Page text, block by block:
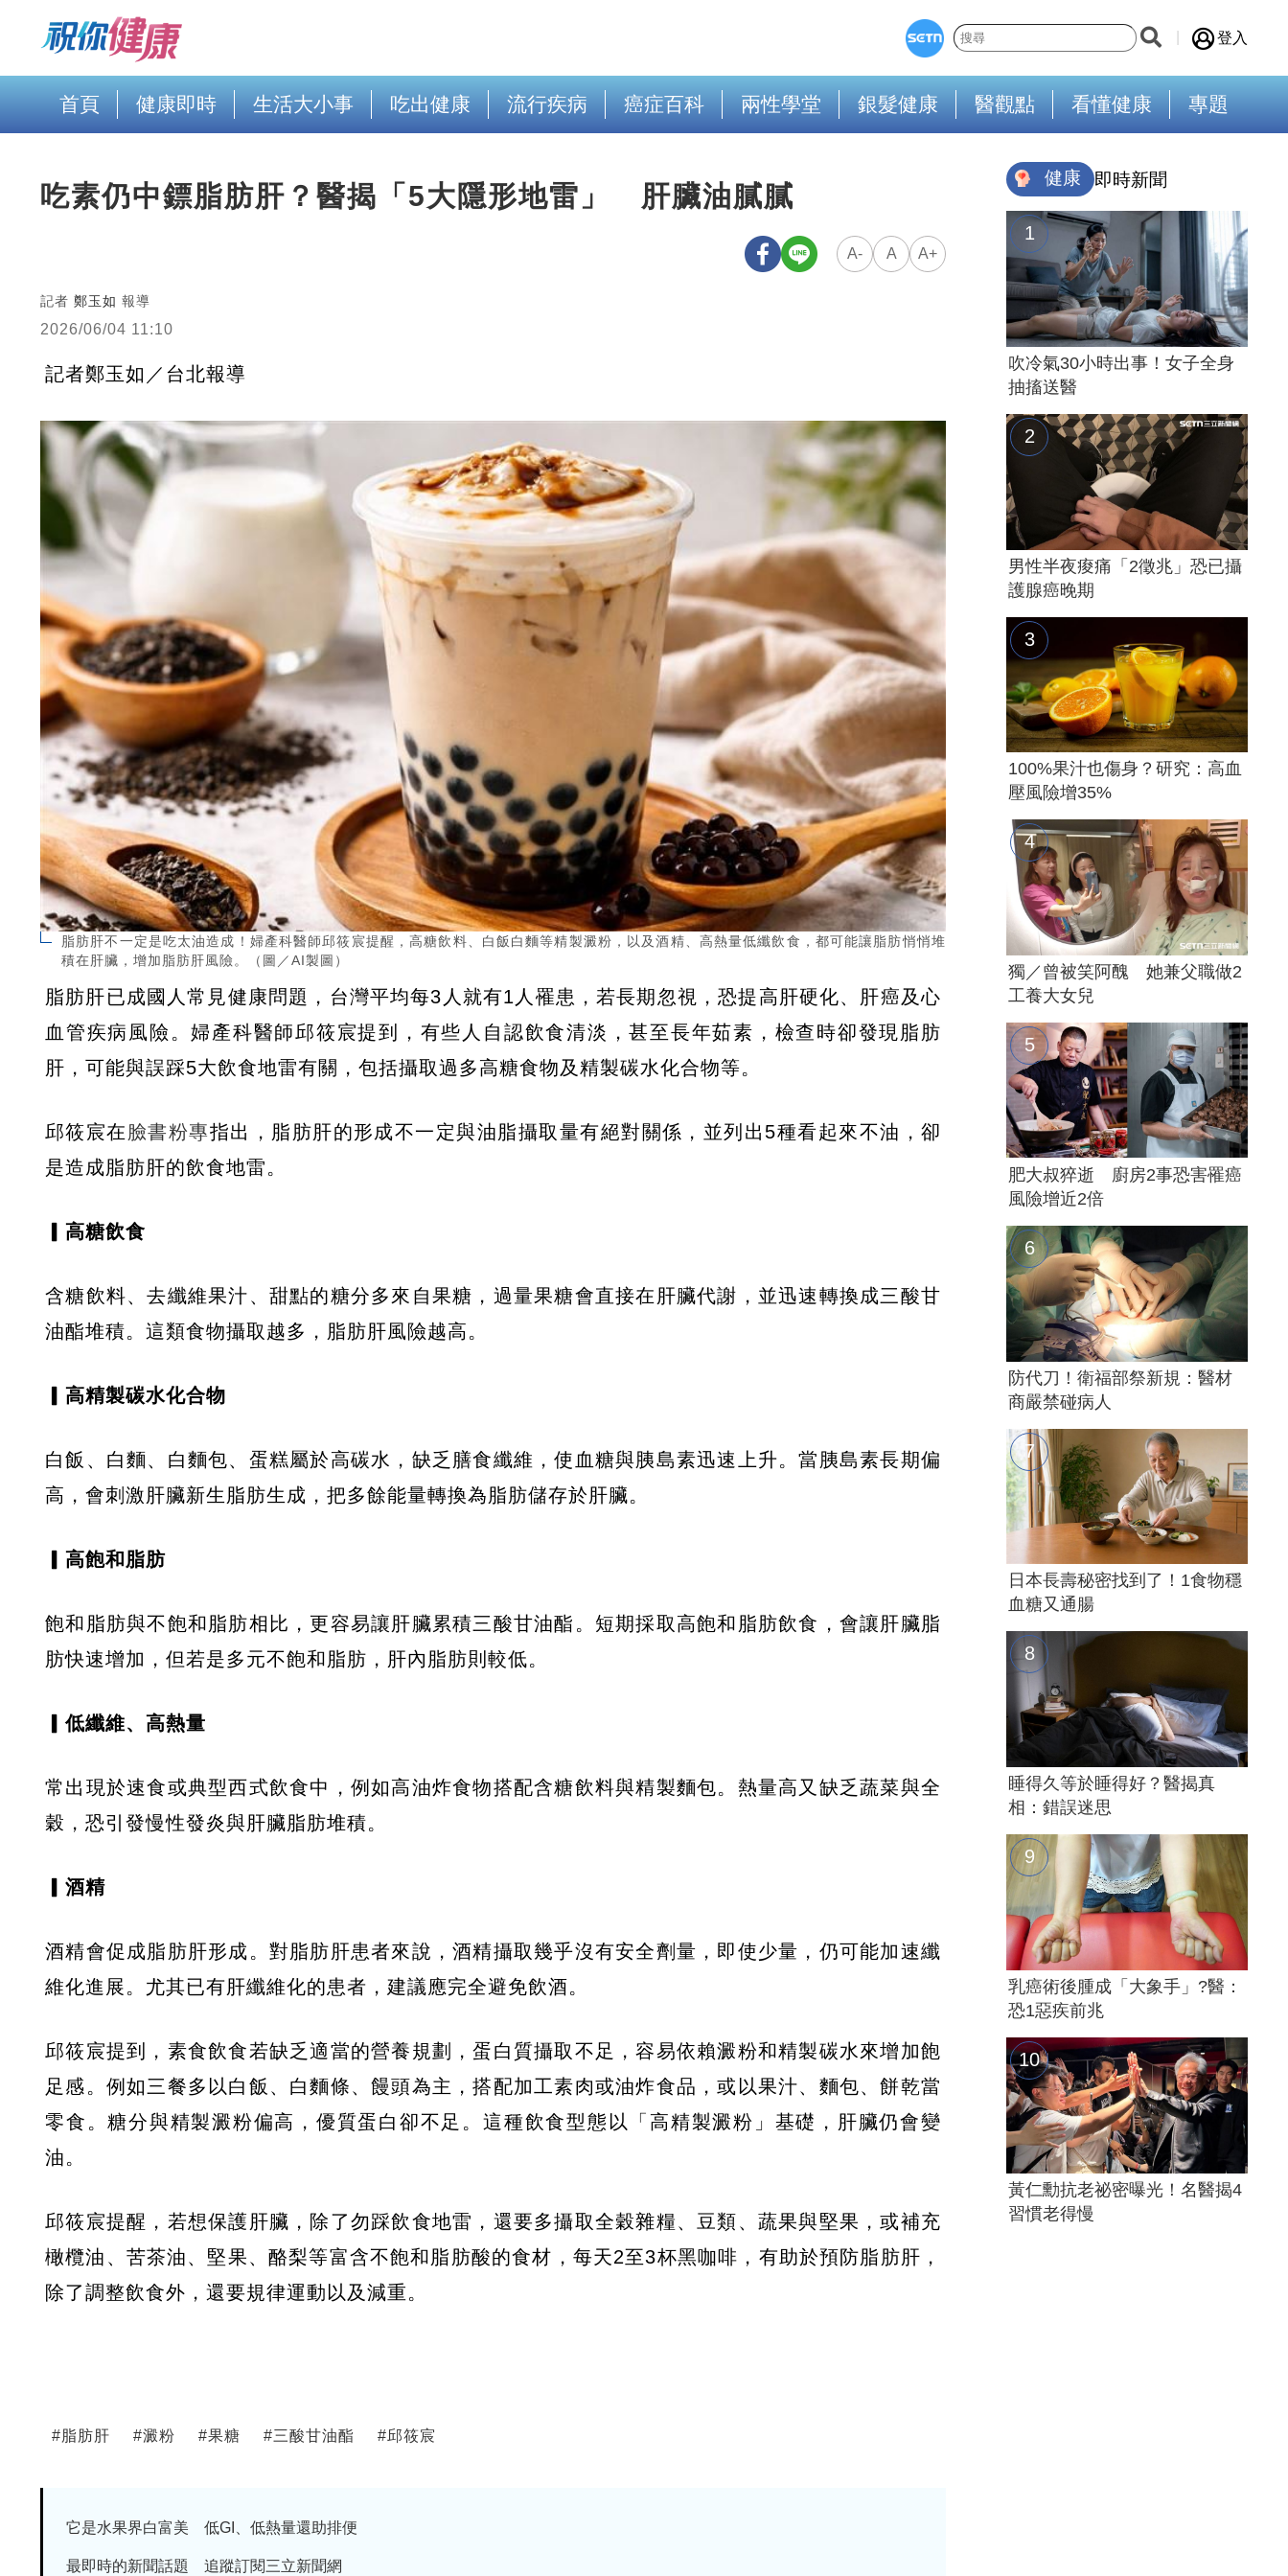
登入
首頁 健康即時 生活大小事 吃出健康 流行疾病 癌症百科 兩性學堂 銀髮健康 醫觀點 看懂健康 專題
吃素仍中鏢脂肪肝？醫揭「5大隱形地雷」 肝臟油膩膩
A- A A+
記者 鄭玉如 報導
2026/06/04 11:10
記者鄭玉如／台北報導
脂肪肝不一定是吃太油造成！婦產科醫師邱筱宸提醒，高糖飲料、白飯白麵等精製澱粉，以及酒精、高熱量低纖飲食，都可能讓脂肪悄悄堆
積在肝臟，增加脂肪肝風險。（圖／AI製圖）
脂肪肝已成國人常見健康問題，台灣平均每3人就有1人罹患，若長期忽視，恐提高肝硬化、肝癌及心
血管疾病風險。婦產科醫師邱筱宸提到，有些人自認飲食清淡，甚至長年茹素，檢查時卻發現脂肪
肝，可能與誤踩5大飲食地雷有關，包括攝取過多高糖食物及精製碳水化合物等。
邱筱宸在 臉書粉專指出，脂肪肝的形成不一定與油脂攝取量有絕對關係，並列出5種看起來不油，卻
是造成脂肪肝的飲食地雷。
▎高糖飲食
含糖飲料、去纖維果汁、甜點的糖分多來自果糖，過量果糖會直接在肝臟代謝，並迅速轉換成三酸甘
油酯堆積。這類食物攝取越多，脂肪肝風險越高。
▎高精製碳水化合物
白飯、白麵、白麵包、蛋糕屬於高碳水，缺乏膳食纖維，使血糖與胰島素迅速上升。當胰島素長期偏
高，會刺激肝臟新生脂肪生成，把多餘能量轉換為脂肪儲存於肝臟。
▎高飽和脂肪
飽和脂肪與不飽和脂肪相比，更容易讓肝臟累積三酸甘油酯。短期採取高飽和脂肪飲食，會讓肝臟脂
肪快速增加，但若是多元不飽和脂肪，肝內脂肪則較低。
▎低纖維、高熱量
常出現於速食或典型西式飲食中，例如高油炸食物搭配含糖飲料與精製麵包。熱量高又缺乏蔬菜與全
穀，恐引發慢性發炎與肝臟脂肪堆積。
▎酒精
酒精會促成脂肪肝形成。對脂肪肝患者來說，酒精攝取幾乎沒有安全劑量，即使少量，仍可能加速纖
維化進展。尤其已有肝纖維化的患者，建議應完全避免飲酒。
邱筱宸提到，素食飲食若缺乏適當的營養規劃，蛋白質攝取不足，容易依賴澱粉和精製碳水來增加飽
足感。例如三餐多以白飯、白麵條、饅頭為主，搭配加工素肉或油炸食品，或以果汁、麵包、餅乾當
零食。糖分與精製澱粉偏高，優質蛋白卻不足。這種飲食型態以「高精製澱粉」基礎，肝臟仍會變
油。
邱筱宸提醒，若想保護肝臟，除了勿踩飲食地雷，還要多攝取全穀雜糧、豆類、蔬果與堅果，或補充
橄欖油、苦茶油、堅果、酪梨等富含不飽和脂肪酸的食材，每天2至3杯黑咖啡，有助於預防脂肪肝，
除了調整飲食外，還要規律運動以及減重。
# 脂肪肝 #澱粉 #果糖 #三酸甘油酯 #邱筱宸
它是水果界白富美 低GI、低熱量還助排便
最即時的新聞話題 追蹤訂閱三立新聞網
健康 即時新聞
吹冷氣30小時出事！女子全身
抽搐送醫
男性半夜痠痛「2徵兆」恐已攝
護腺癌晚期
100%果汁也傷身？研究：高血
壓風險增35%
獨／曾被笑阿醜 她兼父職做2
工養大女兒
肥大叔猝逝 廚房2事恐害罹癌
風險增近2倍
防代刀！衛福部祭新規：醫材
商嚴禁碰病人
日本長壽秘密找到了！1食物穩
血糖又通腸
睡得久等於睡得好？醫揭真
相：錯誤迷思
乳癌術後腫成「大象手」?醫：
恐1惡疾前兆
黃仁勳抗老祕密曝光！名醫揭4
習慣老得慢